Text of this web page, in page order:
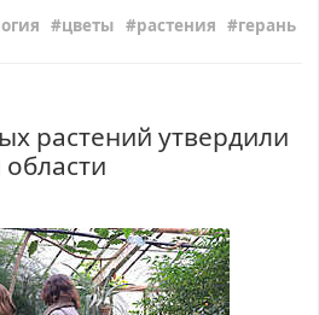
цветы растения герань
растений утвердили